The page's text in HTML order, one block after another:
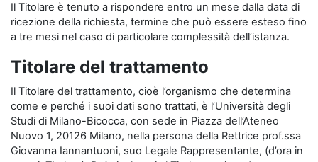
Il Titolare è tenuto a rispondere entro un mese dalla data di
ricezione della richiesta, termine che può essere esteso fino
a tre mesi nel caso di particolare complessità dell’istanza.
Titolare del trattamento
Il Titolare del trattamento, cioè l’organismo che determina
come e perché i suoi dati sono trattati, è l’Università degli
Studi di Milano-Bicocca, con sede in Piazza dell’Ateneo
Nuovo 1, 20126 Milano, nella persona della Rettrice prof.ssa
Giovanna Iannantuoni, suo Legale Rappresentante, (d’ora in